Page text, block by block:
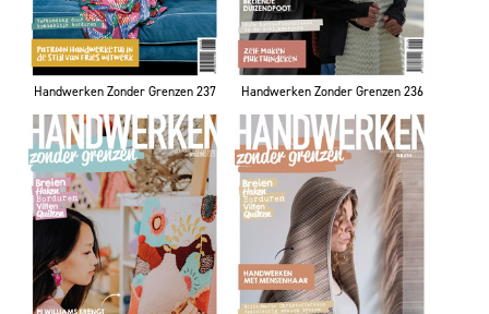
Handwerken Zonder Grenzen 237 Handwerken Zonder Grenzen 236